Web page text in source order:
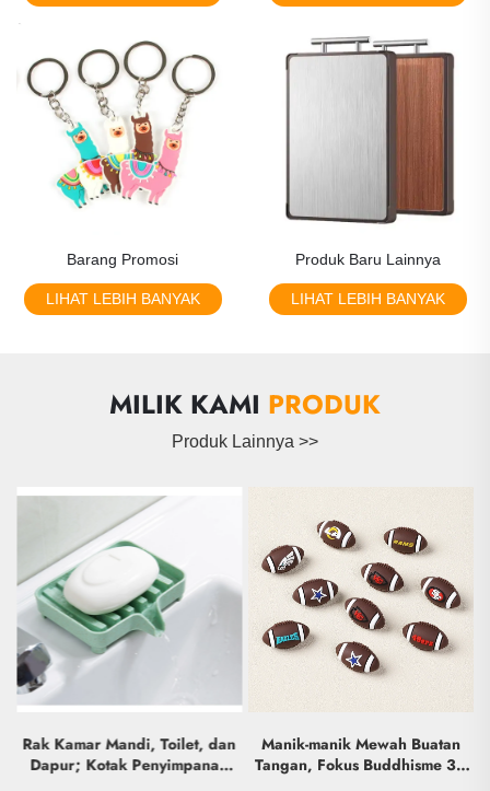
Barang Promosi
LIHAT LEBIH BANYAK
Produk Baru Lainnya
LIHAT LEBIH BANYAK
MILIK KAMI PRODUK
Produk Lainnya >>
Rak Kamar Mandi, Toilet, dan
Dapur; Kotak Penyimpanan
Manik-manik Mewah Buatan
Tangan, Fokus Buddhisme 3D